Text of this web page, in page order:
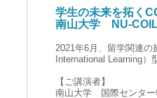
学生の未来を拓く
南山大学 NU-
2021年6月、留学関連の
International Learning
【ご講演者】
南山大学 国際センタ